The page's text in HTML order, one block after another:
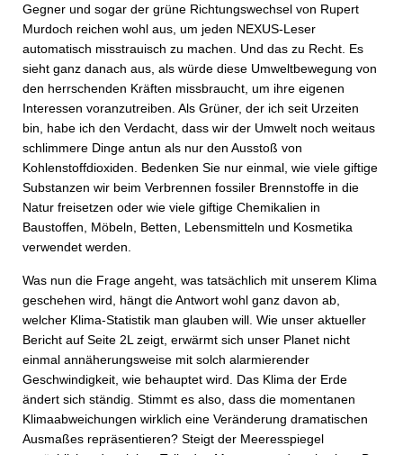
Gegner und sogar der grüne Richtungswechsel von Rupert
Murdoch reichen wohl aus, um jeden NEXUS-Leser
automatisch misstrauisch zu machen. Und das zu Recht. Es
sieht ganz danach aus, als würde diese Umweltbewegung von
den herrschenden Kräften missbraucht, um ihre eigenen
Interessen voranzutreiben. Als Grüner, der ich seit Urzeiten
bin, habe ich den Verdacht, dass wir der Umwelt noch weitaus
schlimmere Dinge antun als nur den Ausstoß von
Kohlenstoffdioxiden. Bedenken Sie nur einmal, wie viele giftige
Substanzen wir beim Verbrennen fossiler Brennstoffe in die
Natur freisetzen oder wie viele giftige Chemikalien in
Baustoffen, Möbeln, Betten, Lebensmitteln und Kosmetika
verwendet werden.
Was nun die Frage angeht, was tatsächlich mit unserem Klima
geschehen wird, hängt die Antwort wohl ganz davon ab,
welcher Klima-Statistik man glauben will. Wie unser aktueller
Bericht auf Seite 2L zeigt, erwärmt sich unser Planet nicht
einmal annäherungsweise mit solch alarmierender
Geschwindigkeit, wie behauptet wird. Das Klima der Erde
ändert sich ständig. Stimmt es also, dass die momentanen
Klimaabweichungen wirklich eine Veränderung dramatischen
Ausmaßes repräsentieren? Steigt der Meeresspiegel